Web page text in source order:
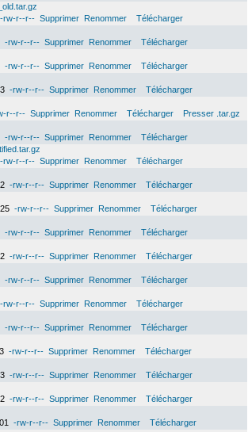
-rw-r--r-- Supprimer Renommer
Télécharger
-rw-r--r-- Supprimer Renommer
Télécharger
-rw-r--r-- Supprimer Renommer
Télécharger
-rw-r--r-- Supprimer Renommer
Télécharger
r--r-- Supprimer Renommer Télécharger
Presser .tar.gz
-rw-r--r-- Supprimer Renommer
Télécharger
-rw-r--r-- Supprimer Renommer
Télécharger
-rw-r--r-- Supprimer Renommer
Télécharger
-rw-r--r-- Supprimer Renommer
Télécharger
-rw-r--r-- Supprimer Renommer
Télécharger
-rw-r--r-- Supprimer Renommer
Télécharger
-rw-r--r-- Supprimer Renommer
Télécharger
-rw-r--r-- Supprimer Renommer
Télécharger
-rw-r--r-- Supprimer Renommer
Télécharger
-rw-r--r-- Supprimer Renommer
Télécharger
-rw-r--r-- Supprimer Renommer
Télécharger
-rw-r--r-- Supprimer Renommer
Télécharger
-rw-r--r-- Supprimer Renommer
Télécharger